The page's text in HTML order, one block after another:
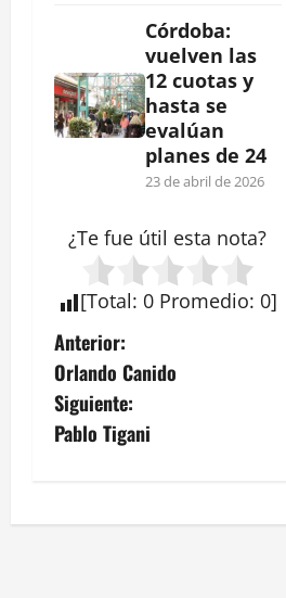
Córdoba:
vuelven las
12 cuotas y
hasta se
evalúan
planes de 24
23 de abril de 2026
¿Te fue útil esta nota?
[Total: 0 Promedio: 0]
N
a
v
g
Anterior:
Orlando Canido
Siguiente:
Pablo Tigani